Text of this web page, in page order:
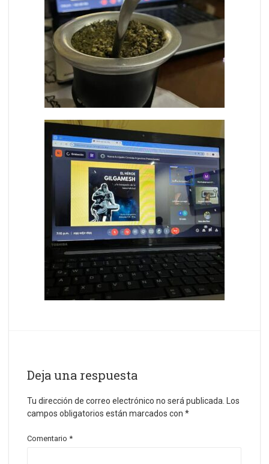
Deja una respuesta
Tu dirección de correo electrónico no será publicada. Los
campos obligatorios están marcados con *
Comentario *